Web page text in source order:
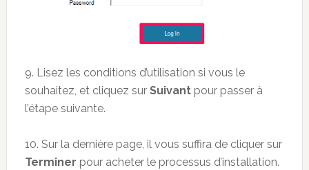
9. Lisez les conditions d’utilisation si vous le
souhaitez, et cliquez sur Suivant pour passer à
l’étape suivante.
10. Sur la dernière page, il vous suffira de cliquer sur
Terminer pour acheter le processus d’installation.